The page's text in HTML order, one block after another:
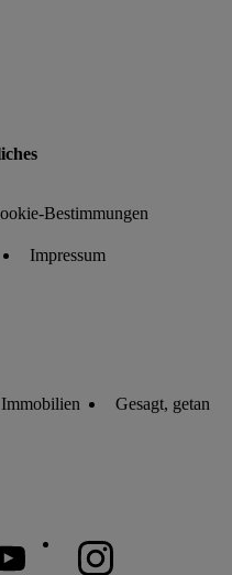
Bestimmungen
Impressum
Immobilien Gesagt, getan